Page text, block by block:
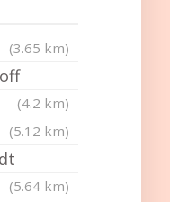
(3.65 km)
(4.2 km)
(5.12 km)
(5.64 km)